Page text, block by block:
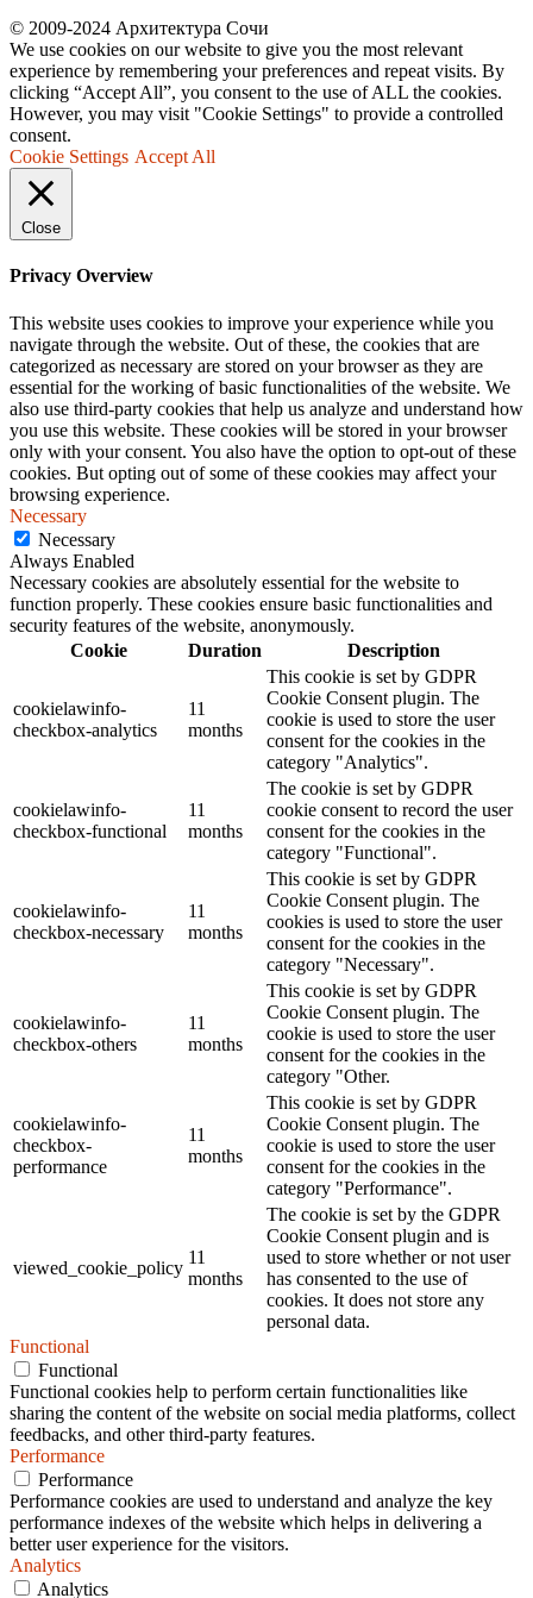
© 2009-2024 Архитектура Сочи
We use cookies on our website to give you the most relevant
experience by remembering your preferences and repeat visits. By
clicking “Accept All”, you consent to the use of ALL the cookies.
However, you may visit "Cookie Settings" to provide a controlled
consent.
Cookie Settings Accept All
Close
Privacy Overview
This website uses cookies to improve your experience while you
navigate through the website. Out of these, the cookies that are
categorized as necessary are stored on your browser as they are
essential for the working of basic functionalities of the website. We
also use third-party cookies that help us analyze and understand how
you use this website. These cookies will be stored in your browser
only with your consent. You also have the option to opt-out of these
cookies. But opting out of some of these cookies may affect your
browsing experience.
Necessary
Necessary
Always Enabled
Necessary cookies are absolutely essential for the website to
function properly. These cookies ensure basic functionalities and
security features of the website, anonymously.
Cookie
Duration Description
cookielawinfo-
checkbox-analytics
11
months
This cookie is set by GDPR
Cookie Consent plugin. The
cookie is used to store the user
consent for the cookies in the
category "Analytics".
cookielawinfo-
checkbox-functional
11
months
The cookie is set by GDPR
cookie consent to record the user
consent for the cookies in the
category "Functional".
cookielawinfo-
checkbox-necessary
11
months
This cookie is set by GDPR
Cookie Consent plugin. The
cookies is used to store the user
consent for the cookies in the
category "Necessary".
cookielawinfo-
checkbox-others
11
months
This cookie is set by GDPR
Cookie Consent plugin. The
cookie is used to store the user
consent for the cookies in the
category "Other.
cookielawinfo-
checkbox-
performance
11
months
This cookie is set by GDPR
Cookie Consent plugin. The
cookie is used to store the user
consent for the cookies in the
category "Performance".
viewed_cookie_policy
11
months
The cookie is set by the GDPR
Cookie Consent plugin and is
used to store whether or not user
has consented to the use of
cookies. It does not store any
personal data.
Functional
Functional
Functional cookies help to perform certain functionalities like
sharing the content of the website on social media platforms, collect
feedbacks, and other third-party features.
Performance
Performance
Performance cookies are used to understand and analyze the key
performance indexes of the website which helps in delivering a
better user experience for the visitors.
Analytics
Analytics